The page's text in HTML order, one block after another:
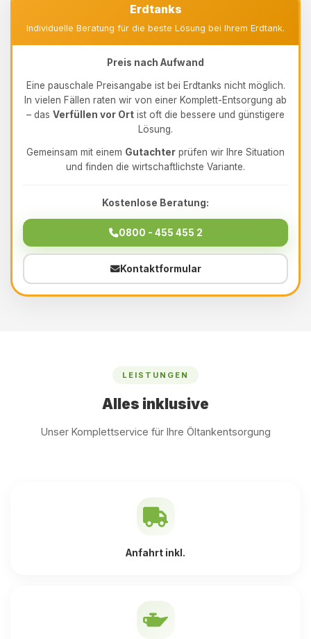
Erdtanks
Individuelle Beratung für die beste Lösung bei Ihrem Erdtank.
Preis nach Aufwand
Eine pauschale Preisangabe ist bei Erdtanks nicht möglich.
In vielen Fällen raten wir von einer Komplett-Entsorgung ab
– das Verfüllen vor Ort ist oft die bessere und günstigere
Lösung.
Gemeinsam mit einem Gutachter prüfen wir Ihre Situation
und finden die wirtschaftlichste Variante.
Kostenlose Beratung:
0800 - 455 455 2
Kontaktformular
LEISTUNGEN
Alles inklusive
Unser Komplettservice für Ihre Öltankentsorgung
Anfahrt inkl.